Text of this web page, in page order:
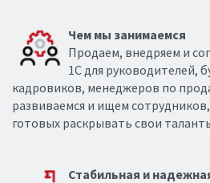
Чем мы занимаемся
Продаем, внедряем и
1С для руководителей,
кадровиков, менеджеров по
развиваемся и ищем
готовых раскрывать свои
Стабильная и